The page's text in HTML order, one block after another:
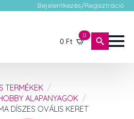
Bejelentkezés/Regisztráció
0 Ft
0
TERMÉKEK
ALAPANYAGOK
DÍSZES OVÁLIS KERET